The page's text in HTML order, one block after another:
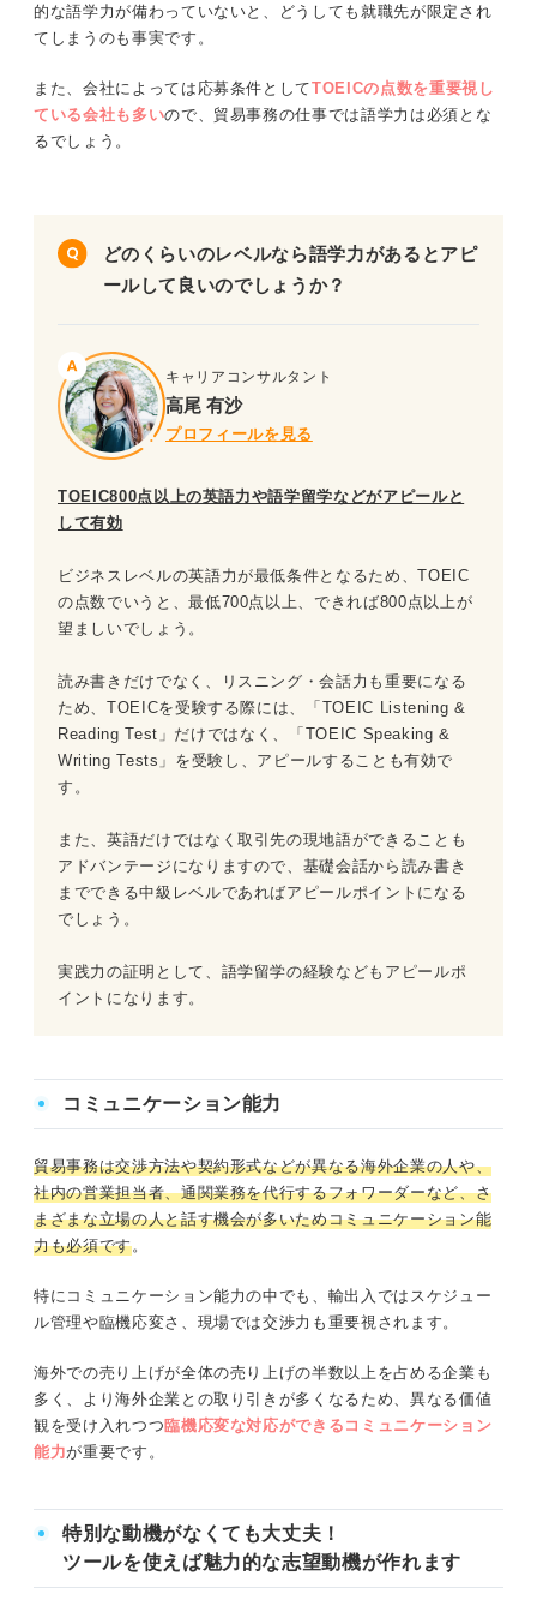
的な語学力が備わっていないと、どうしても就職先が限定され
てしまうのも事実です。
また、会社によっては応募条件としてTOEICの点数を重要視し
ている会社も多いので、貿易事務の仕事では語学力は必須とな
るでしょう。
どのくらいのレベルなら語学力があるとアピ
ールして良いのでしょうか？
キャリアコンサルタント
高尾 有沙
プロフィールを見る
TOEIC800点以上の英語力や語学留学などがアピールと
して有効
ビジネスレベルの英語力が最低条件となるため、TOEIC
の点数でいうと、最低700点以上、できれば800点以上が
望ましいでしょう。
読み書きだけでなく、リスニング・会話力も重要になる
ため、TOEICを受験する際には、「TOEIC Listening &
Reading Test」だけではなく、「TOEIC Speaking &
Writing Tests」を受験し、アピールすることも有効で
す。
また、英語だけではなく取引先の現地語ができることも
アドバンテージになりますので、基礎会話から読み書き
までできる中級レベルであればアピールポイントになる
でしょう。
実践力の証明として、語学留学の経験などもアピールポ
イントになります。
コミュニケーション能力
貿易事務は交渉方法や契約形式などが異なる海外企業の人や、
社内の営業担当者、通関業務を代行するフォワーダーなど、さ
まざまな立場の人と話す機会が多いためコミュニケーション能
力も必須です。
特にコミュニケーション能力の中でも、輸出入ではスケジュー
ル管理や臨機応変さ、現場では交渉力も重要視されます。
海外での売り上げが全体の売り上げの半数以上を占める企業も
多く、より海外企業との取り引きが多くなるため、異なる価値
観を受け入れつつ 臨機応変な対応ができるコミュニケーション
能力が重要です。
特別な動機がなくても大丈夫！
ツールを使えば魅力的な志望動機が作れます